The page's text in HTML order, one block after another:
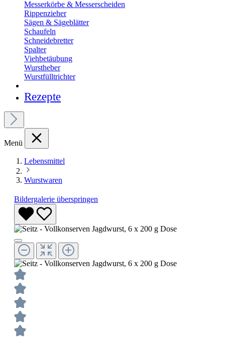
Messerkörbe & Messerscheiden
Rippenzieher
Sägen & Sägeblätter
Schaufeln
Schneidebretter
Spalter
Viehbetäubung
Wurstheber
Wurstfülltrichter
Rezepte
Menü
Lebensmittel
Wurstwaren
Bildergalerie überspringen